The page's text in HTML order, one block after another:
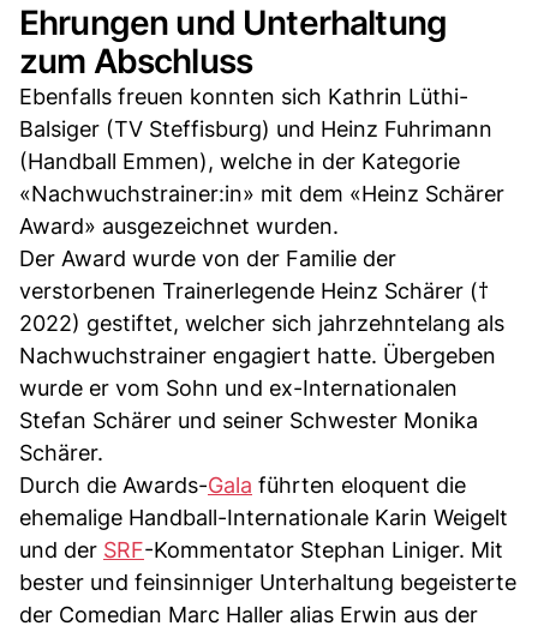
Ehrungen und Unterhaltung
zum Abschluss
Ebenfalls freuen konnten sich Kathrin Lüthi-
Balsiger (TV Steffisburg) und Heinz Fuhrimann
(Handball Emmen), welche in der Kategorie
«Nachwuchstrainer:in» mit dem «Heinz Schärer
Award» ausgezeichnet wurden.
Der Award wurde von der Familie der
verstorbenen Trainerlegende Heinz Schärer (†
2022) gestiftet, welcher sich jahrzehntelang als
Nachwuchstrainer engagiert hatte. Übergeben
wurde er vom Sohn und ex-Internationalen
Stefan Schärer und seiner Schwester Monika
Schärer.
Durch die Awards-Gala führten eloquent die
ehemalige Handball-Internationale Karin Weigelt
und der SRF-Kommentator Stephan Liniger. Mit
bester und feinsinniger Unterhaltung begeisterte
der Comedian Marc Haller alias Erwin aus der